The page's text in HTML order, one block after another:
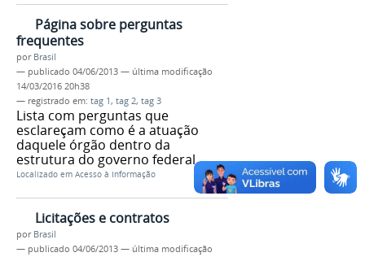
Página sobre perguntas
frequentes
por Brasil
— publicado 04/06/2013 — última modificação
14/03/2016 20h38
— registrado em: tag 1, tag 2, tag 3
Lista com perguntas que
esclareçam como é a atuação
daquele órgão dentro da
estrutura do governo federal
Localizado em Acesso à Informação
Licitações e contratos
por Brasil
— publicado 04/06/2013 — última modificação